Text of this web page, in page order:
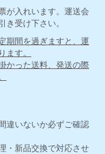
が入れいます。運送会
き受け下さい。
期間を過ぎますと、運
ます。
かった送料、発送の際
違いないか必ずご確認
・新品交換で対応させ